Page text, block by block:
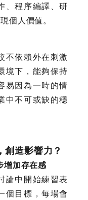
、程序編譯、研
個人價值。
不依賴外在刺激
境下，能夠保持
易因為一時的情
中不可或缺的穩
創造影響力？
增加存在感
論中開始練習表
個目標，每場會